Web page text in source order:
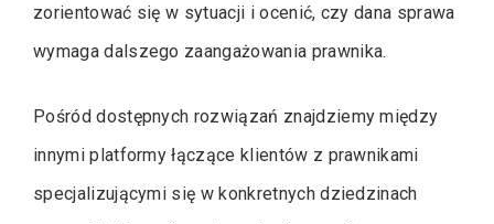
zorientować się w sytuacji i ocenić, czy dana sprawa
wymaga dalszego zaangażowania prawnika.
Pośród dostępnych rozwiązań znajdziemy między
innymi platformy łączące klientów z prawnikami
specjalizującymi się w konkretnych dziedzinach